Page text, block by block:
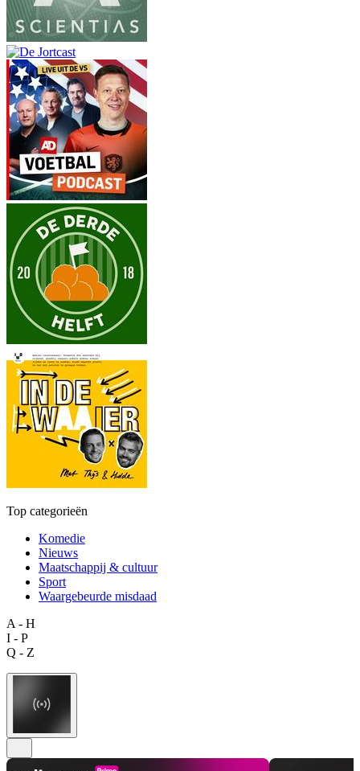
Top categorieën
Komedie
Nieuws
Maatschappij & cultuur
Sport
Waargebeurde misdaad
A - H
I - P
Q - Z